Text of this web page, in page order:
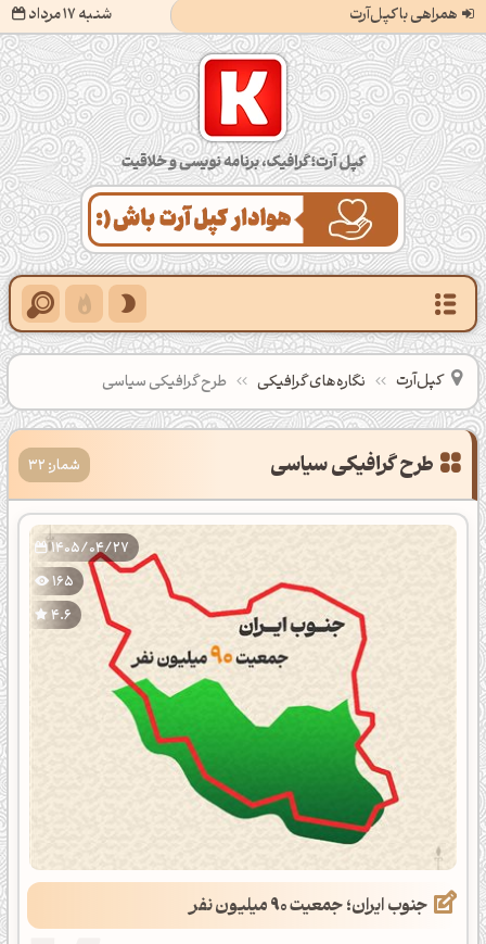
همراهی با کپل‌آرت شنبه 17 مرداد
کپل‌آرت؛ گرافیک، برنامه‌نویسی و خلاقیت
کپل‌آرت نگاره‌های گرافیکی طرح گرافیکی سیاسی
طرح گرافیکی سیاسی شمار: 32
1405/04/27
165
4.6
جنوب ایران؛ جمعیت 90 میلیون نفر